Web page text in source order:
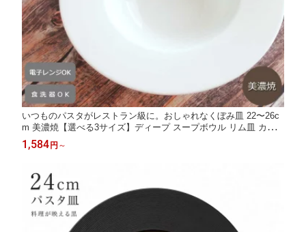
いつものパスタがレストラン級に。おしゃれなくぼみ皿 22〜26c
m 美濃焼【選べる3サイズ】ディープ スープボウル リム皿 カフ
ェ風 食器 陶器 四季彩
1,584円 ～